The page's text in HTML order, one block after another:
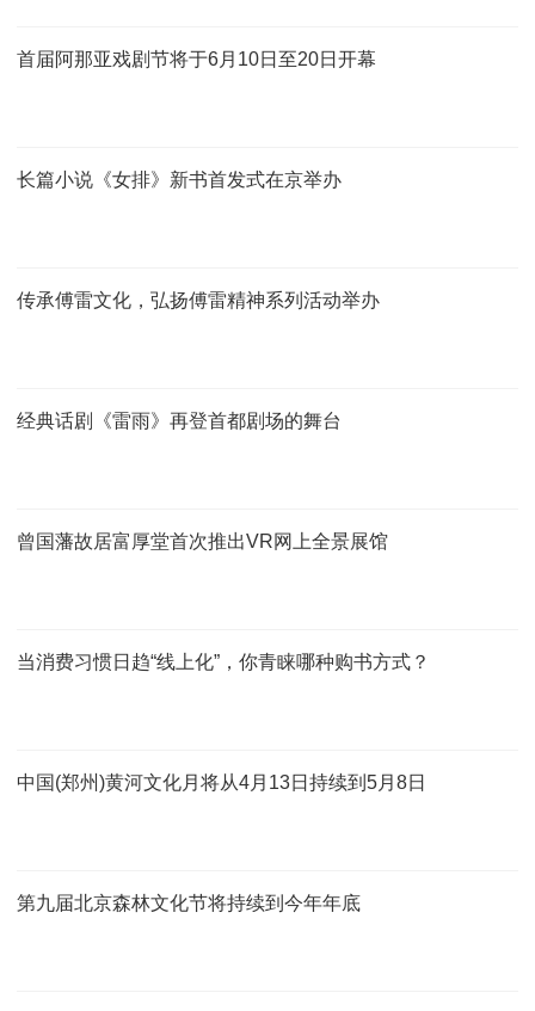
首届阿那亚戏剧节将于6月10日至20日开幕
长篇小说《女排》新书首发式在京举办
传承傅雷文化，弘扬傅雷精神系列活动举办
经典话剧《雷雨》再登首都剧场的舞台
曾国藩故居富厚堂首次推出VR网上全景展馆
当消费习惯日趋“线上化”，你青睐哪种购书方式？
中国(郑州)黄河文化月将从4月13日持续到5月8日
第九届北京森林文化节将持续到今年年底